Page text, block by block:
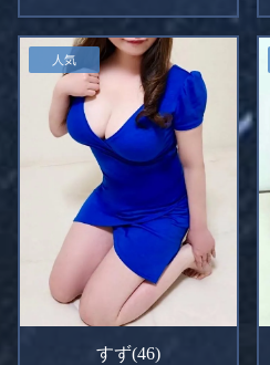
人気
すず(46)